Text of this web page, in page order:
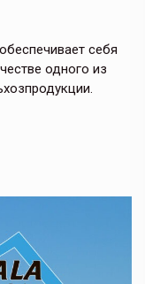
себя
одного из